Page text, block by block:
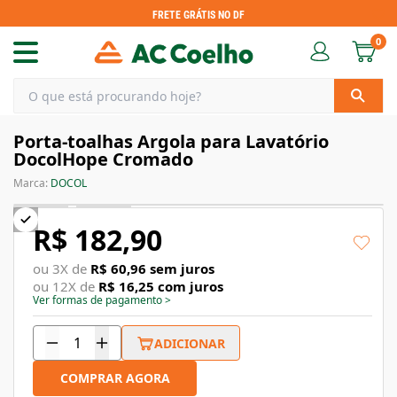
FRETE GRÁTIS NO DF
0
Porta-toalhas Argola para Lavatório
DocolHope Cromado
Marca: DOCOL
R$ 182,90
ou 3X de R$ 60,96 sem juros
ou 12X de R$ 16,25 com juros
Ver formas de pagamento>
ADICIONAR
COMPRAR AGORA